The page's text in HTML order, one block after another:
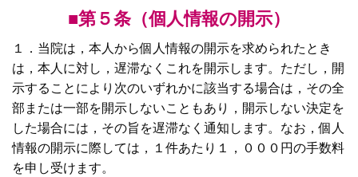
■第５条（個人情報の開示）
１．当院は，本人から個人情報の開示を求められたとき
は，本人に対し，遅滞なくこれを開示します。ただし，開
示することにより次のいずれかに該当する場合は，その全
部または一部を開示しないこともあり，開示しない決定を
した場合には，その旨を遅滞なく通知します。なお，個人
情報の開示に際しては，１件あたり１，０００円の手数料
を申し受けます。